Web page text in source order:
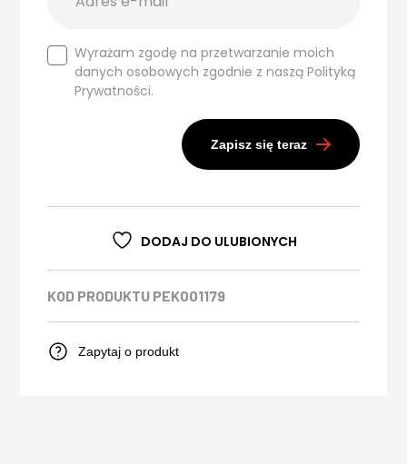
Wyrażam zgodę na przetwarzanie moich
danych osobowych zgodnie z nasząPolityką
Prywatności.
Zapisz się teraz
DODAJ DO ULUBIONYCH
KOD PRODUKTU PEK001179
Zapytaj o produkt